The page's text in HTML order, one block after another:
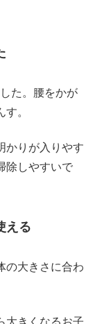
た。腰をかが
。
かりが入りやす
除しやすいで
える
の大きさに合わ
大きくなるお子